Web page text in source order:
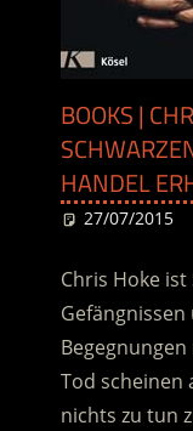
BOOKS |
HANDEL
27/07/2015
Chris Hoke
Tod scheinen
nichts zu tun